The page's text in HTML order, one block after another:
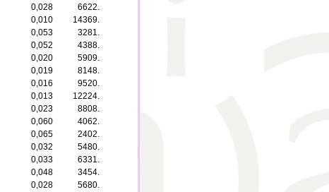
0,028
6622.
0,010
14369.
0,053
3281.
0,052
4388.
0,020
5909.
0,019
8148.
0,016
9520.
0,013
12224.
0,023
8808.
0,060
4062.
0,065
2402.
0,032
5480.
0,033
6331.
0,048
3454.
0,028 5680.